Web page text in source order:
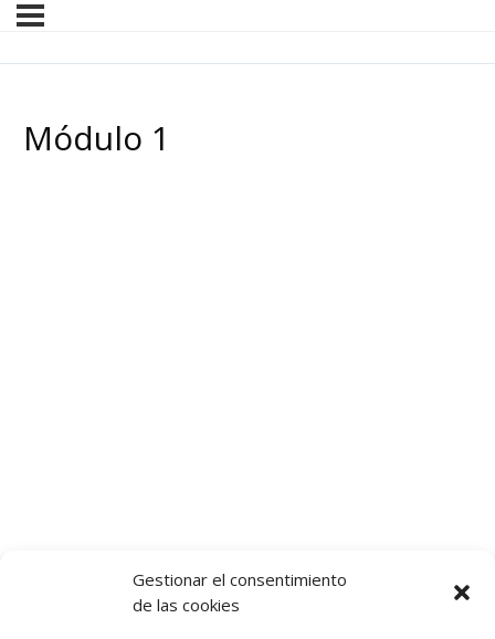
Gestionar el consentimiento
de las cookies
Módulo 1